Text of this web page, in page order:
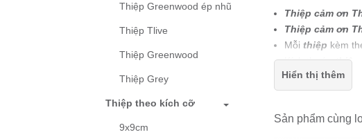
Thiệp Greenwood ép nhũ
Thiệp Tlive
Thiệp Greenwood
Thiệp Grey
Thiệp theo kích cỡ
9x9cm
Thiệp cảm ơn
Thiệp cảm ơn
Mỗi thiệp kèm
Kích thướcthiệp
Thiệp cảm ơn
Thiệp Greylà
Hướng dẫn mua
Hiển thị thêm
Sản phẩm cùng